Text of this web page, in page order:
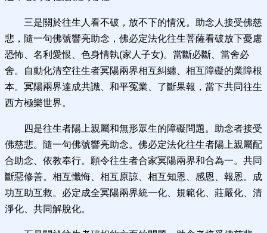
三是關於往生人看不破，放不下的情況。助念人接受佛慈
悲，隨一句佛號響亮助念，佛必定法化往生菩薩看破放下憂慮
恐怖、名利愛恨、色身情執(家人子女)。當斷必斷、當舍必
舍。自動化清空往生者冥陽兩界相互糾纏、相互障礙的業障根
本。冥陽兩界達成共識、和平冤業、了斷果報，當下共同往生
西方極樂世界。
四是往生者陽上親屬和無形眾生的障礙問題。助念者接受
佛慈悲。隨一句佛號響亮助念。佛必定法化往生者陽上親屬配
合助念、依教奉行。願令往生者合家冥陽兩界和合為一。共同
斷惡修善。相互懺悔、相互原諒、相互知恩、感恩、報恩。成
功互助互救。必定成全冥陽兩界統一化、規範化、莊嚴化、清
淨化、共同解脫化。